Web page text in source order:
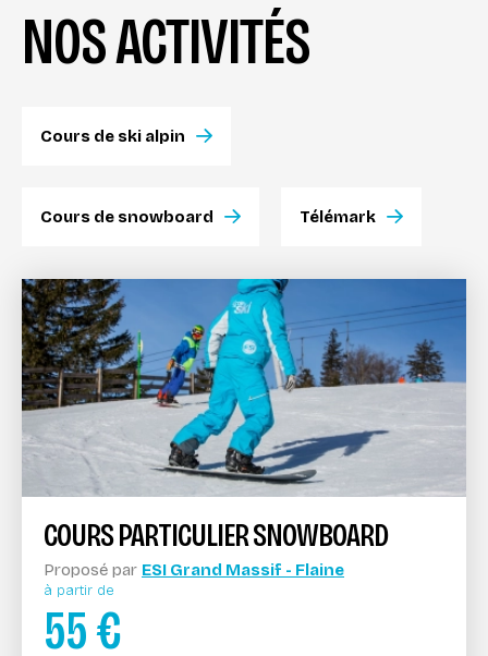
NOS ACTIVITÉS
Cours de ski alpin
Cours de snowboard Télémark
COURS PARTICULIER SNOWBOARD
Proposé par ESI Grand Massif - Flaine
à partir de
55€